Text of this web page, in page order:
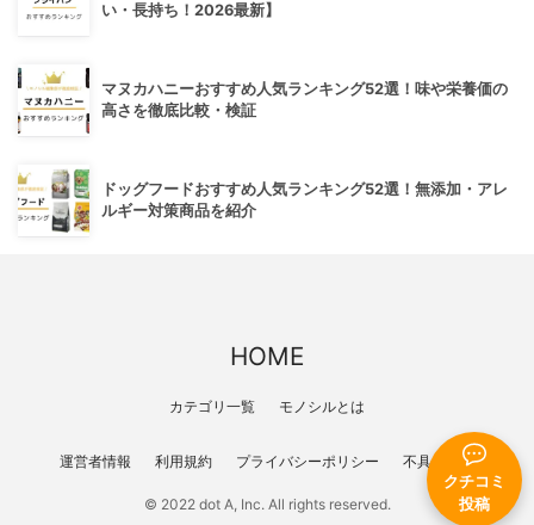
クチコミ
投稿
い・長持ち！2026最新】
マヌカハニーおすすめ人気ランキング52選！味や栄養価の
高さを徹底比較・検証
ドッグフードおすすめ人気ランキング52選！無添加・アレ
ルギー対策商品を紹介
HOME
カテゴリ一覧 モノシルとは
運営者情報 利用規約 プライバシーポリシー 不具合報告
© 2022 dot A, Inc. All rights reserved.